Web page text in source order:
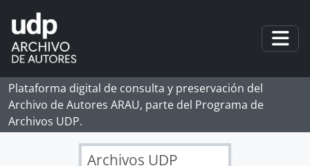
Skip to main content
Plataforma digital de consulta y preservación del
Archivo de Autores ARAU, parte del Programa de
Archivos UDP.
Archivos UDP